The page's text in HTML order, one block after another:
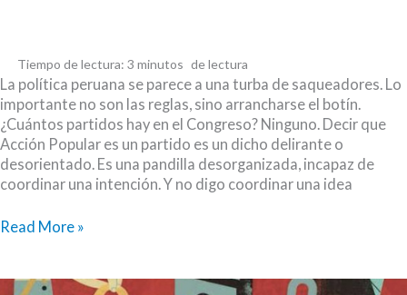
Tiempo de lectura: 3 minutos
La política peruana se parece a una turba de saqueadores. Lo
importante no son las reglas, sino arrancharse el botín.
¿Cuántos partidos hay en el Congreso? Ninguno. Decir que
Acción Popular es un partido es un dicho delirante o
desorientado. Es una pandilla desorganizada, incapaz de
coordinar una intención. Y no digo coordinar una idea
¿Por
como
Read More »